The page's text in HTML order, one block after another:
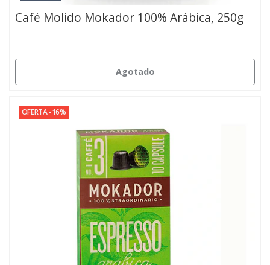
Café Molido Mokador 100% Arábica, 250g
Agotado
OFERTA -16%